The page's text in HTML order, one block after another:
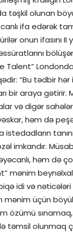
təşkil olunan
ifa edərək
onun ifasını II
Talent”
“Bu tədbir hər
bir araya gətirir.
və digər
həm də
istedadların
imkandır.
həm də
mənim
idi və
mənim üçün
özümü
təmsil olunmaq